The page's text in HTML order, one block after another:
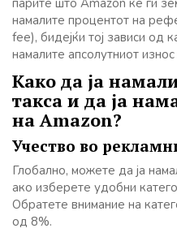
намалите процентот на
fee), бидејќи тој зависи од
намалите апсолутниот
Како да ја
такса и да ја
на Amazon?
Учество во
Глобално, можете да ја
ако изберете удобни
Обратете внимание на
од 8%.